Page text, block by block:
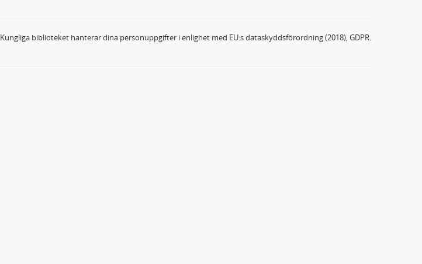
Kungliga biblioteket hanterar dina personuppgifter i enlighet med EU:s dataskyddsförordning (2018), GDPR.